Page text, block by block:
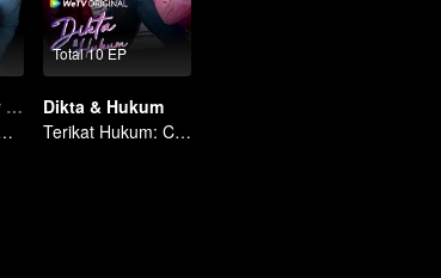
My Lecturer My Husband S2
Berakhir Bahagia
Total 10 EP
Dikta & Hukum
Terikat Hukum: Cinta Terlarang